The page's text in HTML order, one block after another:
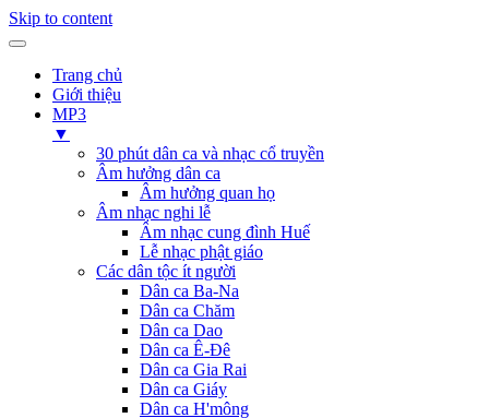
Skip to content
Trang chủ
Giới thiệu
MP3
▼
30 phút dân ca và nhạc cổ truyền
Âm hưởng dân ca
Âm hưởng quan họ
Âm nhạc nghi lễ
Âm nhạc cung đình Huế
Lễ nhạc phật giáo
Các dân tộc ít người
Dân ca Ba-Na
Dân ca Chăm
Dân ca Dao
Dân ca Ê-Đê
Dân ca Gia Rai
Dân ca Giáy
Dân ca H'mông